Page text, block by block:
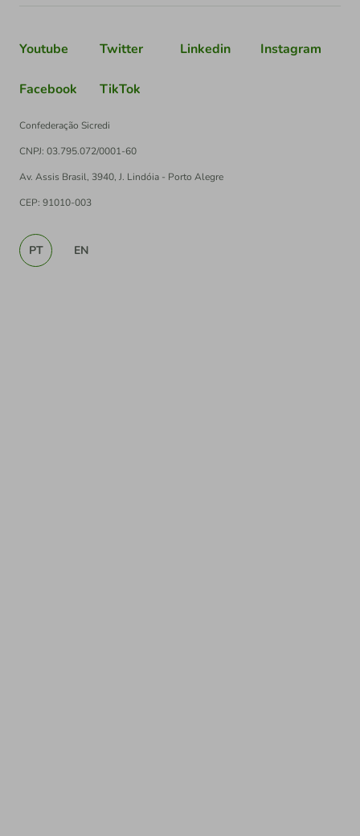
Youtube Twitter Linkedin Instagram
Facebook TikTok
Confederação Sicredi
CNPJ: 03.795.072/0001-60
Av. Assis Brasil, 3940, J. Lindóia - Porto Alegre
CEP: 91010-003
PT EN